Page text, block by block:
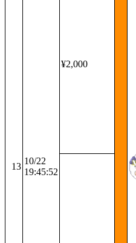
13
10/22
19:45:52
¥2,000